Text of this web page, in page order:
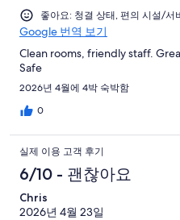
좋아요: 청결 상태, 편의 시설/서
Google 번역 보기
Clean rooms, friendly staff.
Safe
2026년 4월에 4박 숙박함
0
실제 이용 고객 후기
6/10 - 괜찮아요
Chris
2026년 4월 23일